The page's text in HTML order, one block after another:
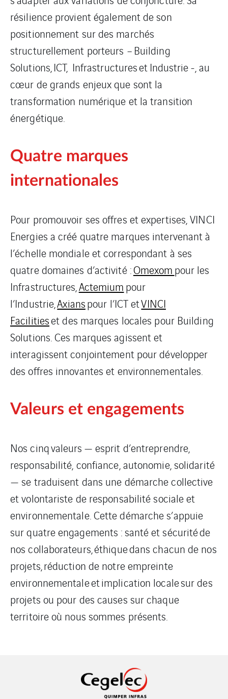
résilience provient également de son
positionnement sur des marchés
structurellement porteurs – Building
Solutions, ICT, Infrastructures et Industrie -, au
cœur de grands enjeux que sont la
transformation numérique et la transition
énergétique.
Quatre marques
internationales
Pour promouvoir ses offres et expertises, VINCI
Energies a créé quatre marques intervenant à
l’échelle mondiale et correspondant à ses
quatre domaines d’activité :Omexom pour les
Infrastructures,Actemium pour
l’Industrie,Axianspour l’ICT etVINCI
Facilitieset des marques locales pour Building
Solutions. Ces marques agissent et
interagissent conjointement pour développer
des offres innovantes et environnementales.
Valeurs et engagements
Nos cinq valeurs — esprit d’entreprendre,
responsabilité, confiance, autonomie, solidarité
— se traduisent dans une démarche collective
et volontariste de responsabilité sociale et
environnementale. Cette démarche s’appuie
sur quatre engagements : santé et sécurité de
nos collaborateurs, éthique dans chacun de nos
projets, réduction de notre empreinte
environnementale et implication locale sur des
projets ou pour des causes sur chaque
territoire où nous sommes présents.